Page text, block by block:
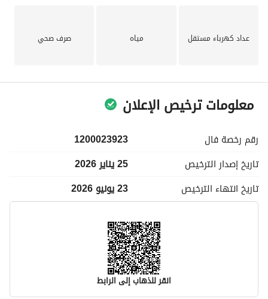
عداد كهرباء مستقل مياه صرف صحي
معلومات ترخيص الإعلان
رقم رخصة فال
1200023923
تاريخ إصدار الترخيص
25 يناير 2026
تاريخ انتهاء الترخيص 23 يونيو 2026
انقر للذهاب إلى الرابط